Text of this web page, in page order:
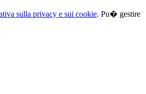
sulla privacy e sui cookie. Pu� gestire